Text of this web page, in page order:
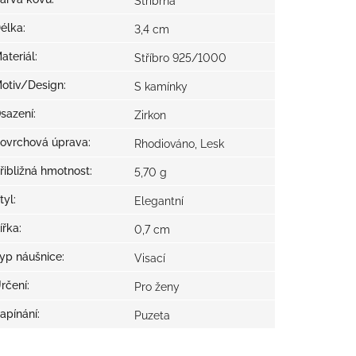
: 3,4 cm
: Stříbro 925/1000
Design: S kamínky
: Zirkon
úprava: Rhodiováno, Lesk
hmotnost: 5,70 g
: Elegantní
: 0,7 cm
náušnice: Visací
: Pro ženy
: Puzeta